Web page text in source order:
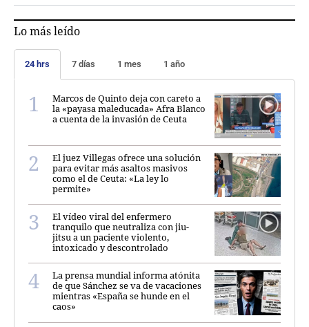
Lo más leído
24 hrs 7 días 1 mes 1 año
Marcos de Quinto deja con careto a
la «payasa maleducada» Afra Blanco
a cuenta de la invasión de Ceuta
El juez Villegas ofrece una solución
para evitar más asaltos masivos
como el de Ceuta: «La ley lo
permite»
El vídeo viral del enfermero
tranquilo que neutraliza con jiu-
jitsu a un paciente violento,
intoxicado y descontrolado
La prensa mundial informa atónita
de que Sánchez se va de vacaciones
mientras «España se hunde en el
caos»